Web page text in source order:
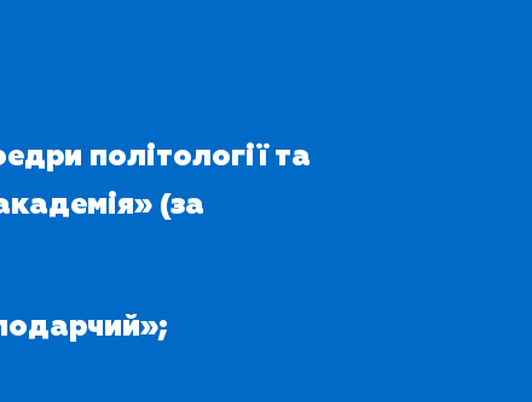
політології та
(за